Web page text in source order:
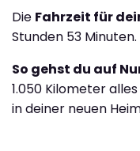
Die Fahrzeit für
Stunden 53 Minuten.
So gehst du auf
1.050 Kilometer
in deiner neuen